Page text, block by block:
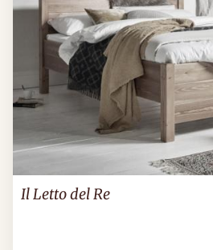
Il Letto del Re